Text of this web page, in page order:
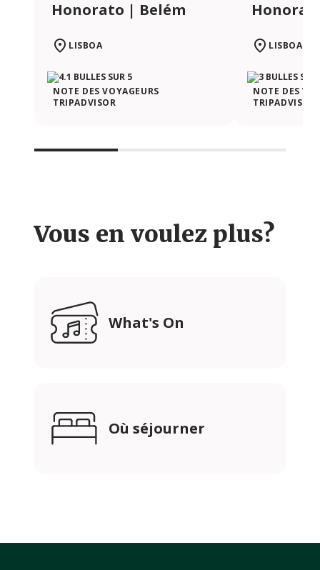
Honorato | Belém
LISBOA
NOTE DES VOYAGEURS
TRIPADVISOR
LISBOA
NOTE DES
TRIPADVISOR
Vous en voulez plus?
What's On
Où séjourner